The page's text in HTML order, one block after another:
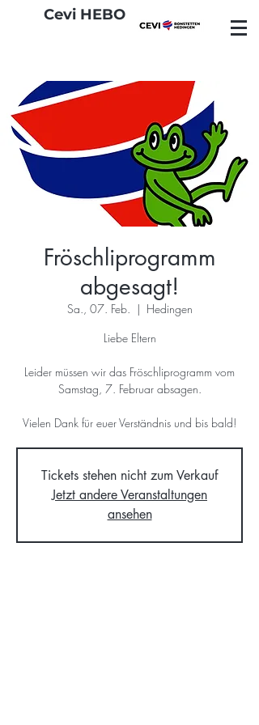
Cevi HEBO
Fröschliprogramm
abgesagt!
Sa., 07. Feb.
  |
Hedingen
Liebe Eltern
Leider müssen wir das Fröschliprogramm vom
Samstag, 7. Februar absagen.
Vielen Dank für euer Verständnis und bis bald!
Tickets stehen nicht zum Verkauf
Jetzt andere Veranstaltungen
ansehen